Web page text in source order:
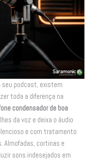
seu podcast, existem
toda a diferença na
condensador de boa
da voz e deixa o áudio
e com tratamento
Almofadas, cortinas e
sons indesejados em